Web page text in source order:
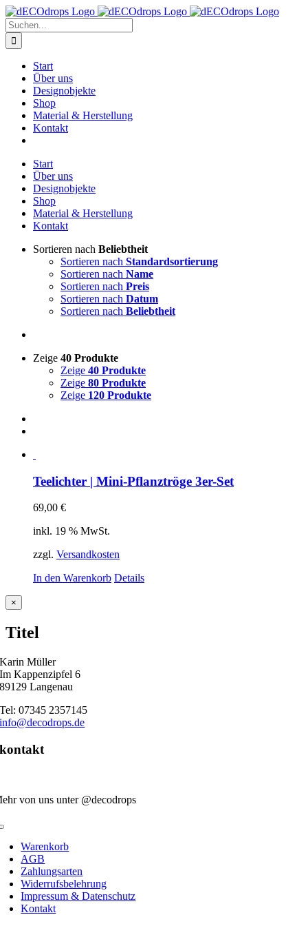
Zum
Inhalt
springen
Suche
nach:
Start
Über uns
Designobjekte
Shop
Material & Herstellung
Kontakt
Start
Über uns
Designobjekte
Shop
Material & Herstellung
Kontakt
Sortieren nach Beliebtheit
Sortieren nach Standardsortierung
Sortieren nach Name
Sortieren nach Preis
Sortieren nach Datum
Sortieren nach Beliebtheit
Zeige 40 Produkte
Zeige 40 Produkte
Zeige 80 Produkte
Zeige 120 Produkte
Teelichter | Mini-Pflanztröge 3er-Set
69,00 €
inkl. 19 % MwSt.
zzgl. Versandkosten
In den Warenkorb Details
Close
product
view
×
Titel
Karin Müller
Im Kappenzipfel 6
89129 Langenau
Tel: 07345 2357145
info@decodrops.de
kontakt
von uns unter @decodrops
Warenkorb
AGB
Zahlungsarten
Widerrufsbelehrung
Impressum & Datenschutz
Kontakt